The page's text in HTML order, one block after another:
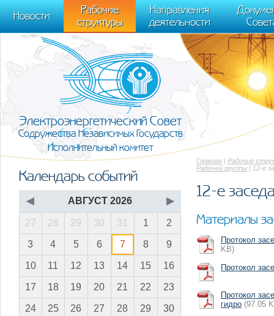
m[i].l=1*new Date(); for (var j = 0; j < document.scripts.length; j++) {if
[0],k.async=1,k.src=r,a.parentNode.insertBefore(k,a)}) (window,
trackLinks:true, accurateTrackBounce:true });
Новости
Рабочие
структуры
Направления
деятельности
Электроэнергетический Совет
Содружества Независимых Государств
Исполнительный комитет
Главная | Рабочие
Рабочей группы | 12-е
12-е
Материалы
Протокол
KB)
Протокол
Протокол
гидро (97.05
Календарь событий
◀ АВГУСТ 2026 ▶
27 28 29 30 31 1 2
3 4 5 6 7 8 9
10 11 12 13 14 15 16
17 18 19 20 21 22 23
24 25 26 27 28 29 30